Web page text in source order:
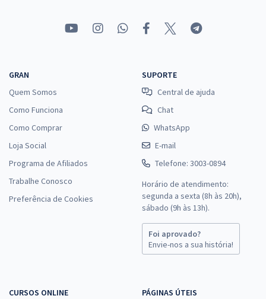
GRAN
Quem Somos
Como Funciona
Como Comprar
Loja Social
Programa de Afiliados
Trabalhe Conosco
Preferência de Cookies
SUPORTE
Central de ajuda
Chat
WhatsApp
E-mail
Telefone: 3003-0894
Horário de atendimento:
segunda a sexta (8h às 20h),
sábado (9h às 13h).
Foi aprovado?
Envie-nos a sua história!
CURSOS ONLINE PÁGINAS ÚTEIS